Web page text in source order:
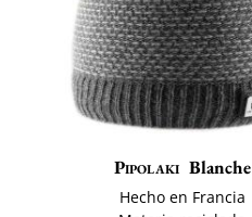
Pipolaki Blanche
Hecho en Francia